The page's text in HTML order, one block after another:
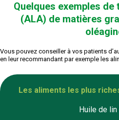
Quelques exemples de
(ALA) de matières
Vous pouvez conseiller à vos patients
en leur recommandant par exemple les
Les aliments les plus
Huile de lin